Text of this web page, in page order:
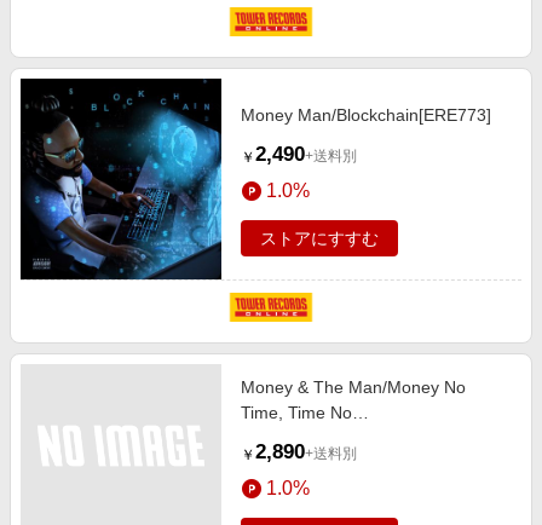
Money Man/Blockchain[ERE773]
￥ 2,490+送料別
1.0%
ストアにすすむ
Money & The Man/Money No
Time, Time No
￥ 2,890+送料別
1.0%